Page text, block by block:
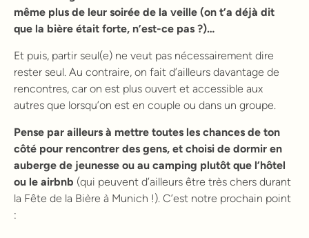
même plus de leur soirée de la veille (on t’a déjà dit
que la bière était forte, n’est-ce pas ?)…
Et puis, partir seul(e) ne veut pas nécessairement dire
rester seul. Au contraire, on fait d’ailleurs davantage de
rencontres, car on est plus ouvert et accessible aux
autres que lorsqu’on est en couple ou dans un groupe.
Pense par ailleurs à mettre toutes les chances de ton
côté pour rencontrer des gens, et choisi de dormir en
auberge de jeunesse ou au camping plutôt que l’hôtel
ou le airbnb (qui peuvent d’ailleurs être très chers durant
la Fête de la Bière à Munich !). C’est notre prochain point
: